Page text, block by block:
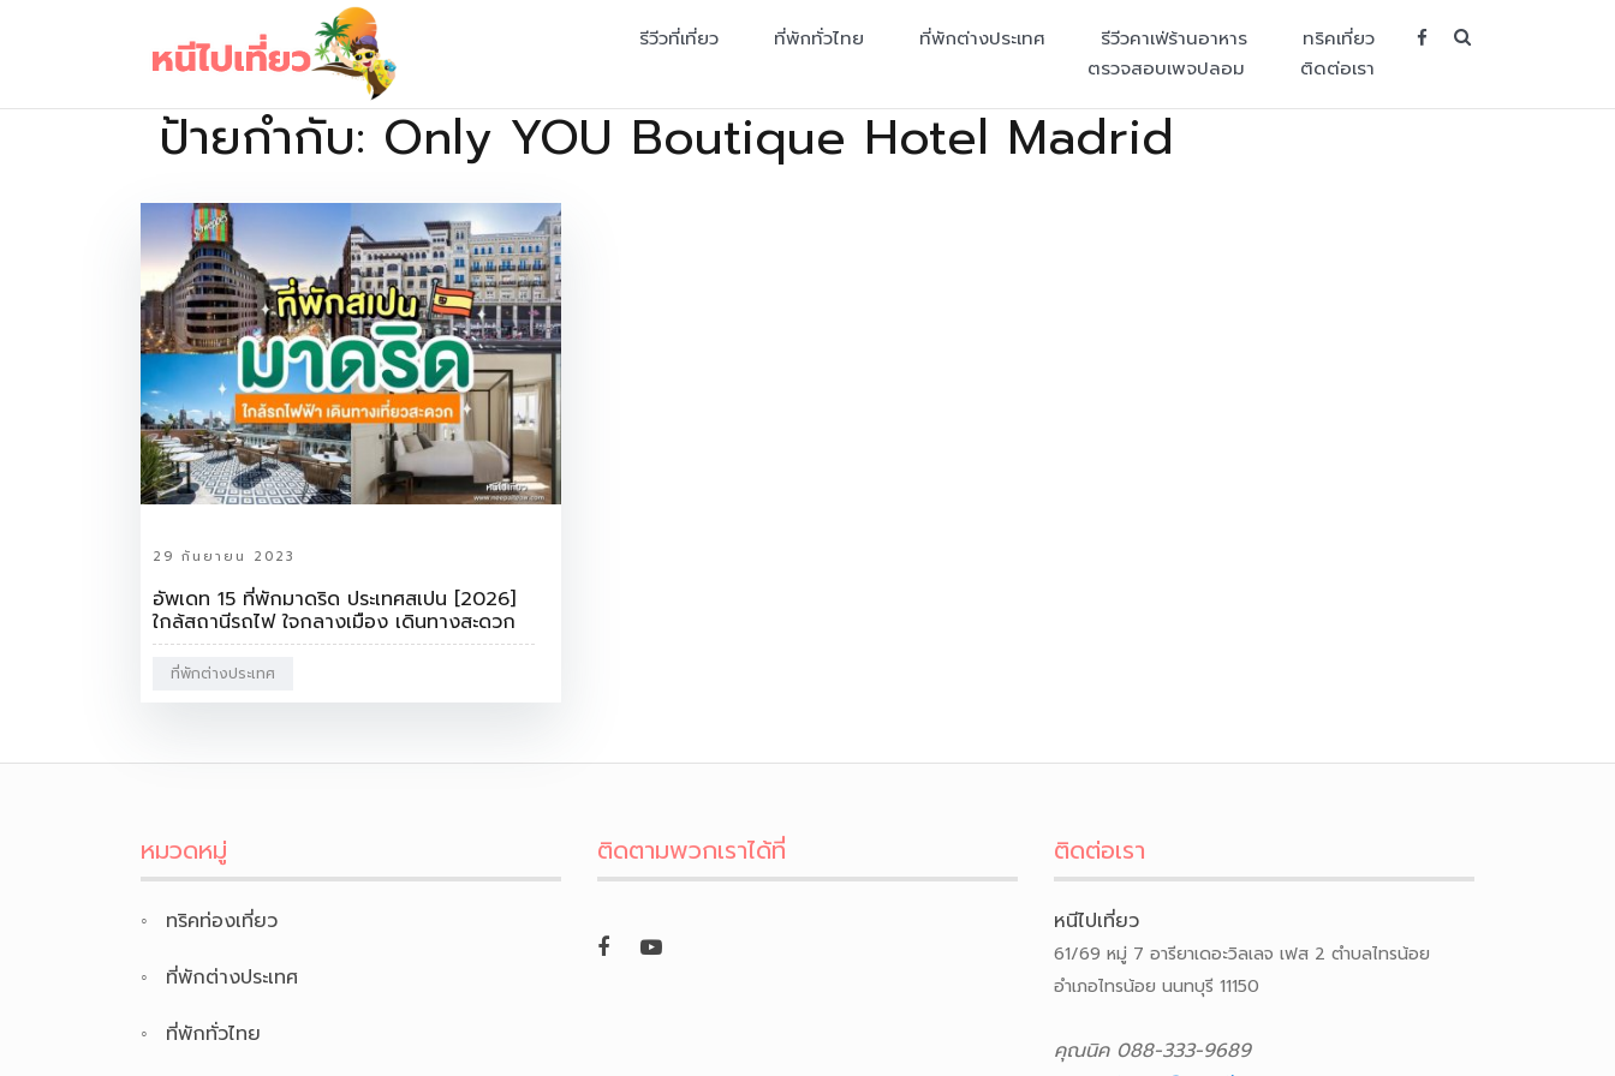
เว็บไซต์รวบรวมที่พัก ที่เที่ยว ที่กิน ไว้ในที่เดียว
รีวีวที่เที่ยว ที่พักทั่วไทย ที่พักต่างประเทศ รีวีวคาเฟ่ร้านอาหาร
ทริคเที่ยว
ตรวจสอบเพจปลอม
ติดต่อเรา
ป้ายกำกับ: Only YOU Boutique Hotel Madrid
29 กันยายน 2023
อัพเดท 15 ที่พักมาดริด ประเทศสเปน [2026]
ใกล้สถานีรถไฟ ใจกลางเมือง เดินทางสะดวก
ที่พักต่างประเทศ
หมวดหมู่
ทริคท่องเที่ยว
ที่พักต่างประเทศ
ที่พักทั่วไทย
ติดตามพวกเราได้ที่ ติดต่อเรา
หนีไปเที่ยว
61/69 หมู่ 7 อารียาเดอะวิลเลจ เฟส 2 ตำบลไทรน้อย
อำเภอไทรน้อย นนทบุรี 11150
คุณนิค 088-333-9689